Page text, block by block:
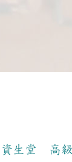
資生堂 高級